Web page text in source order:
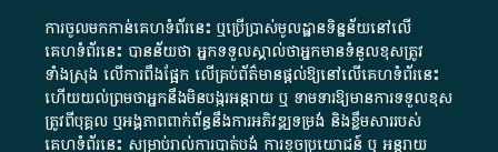
ការចូលមកកាន់គេហទំព័រនេះ ឬប្រើប្រាស់មូលដ្ឋានទិន្នន័យនៅលើ
គេហទំព័រនេះ បានន័យថា អ្នកទទួលស្គាល់ថាអ្នកមានទំនួលខុសត្រូវ
ទាំងស្រុង លើការពឹងផ្អែក លើគ្រប់ព័ត៌មានផ្តល់ឱ្យនៅលើគេហទំព័រនេះ
ហើយយល់ព្រមថាអ្នកនឹងមិនបង្ករអន្តរាយ ឬ ទាមទារ​ឱ្យមានការទទួលខុស​
ត្រូវពីបុគ្គល ឬអង្គភាពពាក់ព័ន្ធនឹងការអភិវឌ្ឍទម្រង់ និងខ្លឹមសាររបស់
គេហទំព័រនេះ សម្រាប់រាល់ការបាត់បង់ ការខូចប្រយោជន៍ ឬ អន្តរាយ